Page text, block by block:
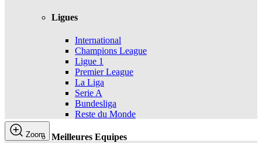
Ligues
International
Champions League
Ligue 1
Premier League
La Liga
Serie A
Bundesliga
Reste du Monde
Meilleures Equipes
Zoom